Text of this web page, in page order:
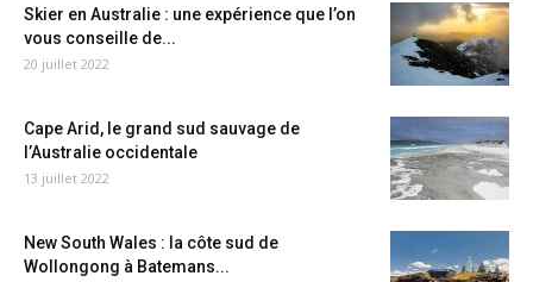
Skier en Australie : une expérience que l’on
vous conseille de...
20 juillet 2022
Cape Arid, le grand sud sauvage de
l’Australie occidentale
13 juillet 2022
New South Wales : la côte sud de
Wollongong à Batemans...